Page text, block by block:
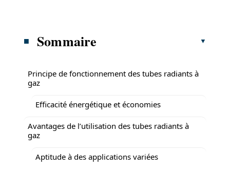
Sommaire
Principe de fonctionnement des tubes radiants à
gaz
Efficacité énergétique et économies
Avantages de l’utilisation des tubes radiants à
gaz
Aptitude à des applications variées